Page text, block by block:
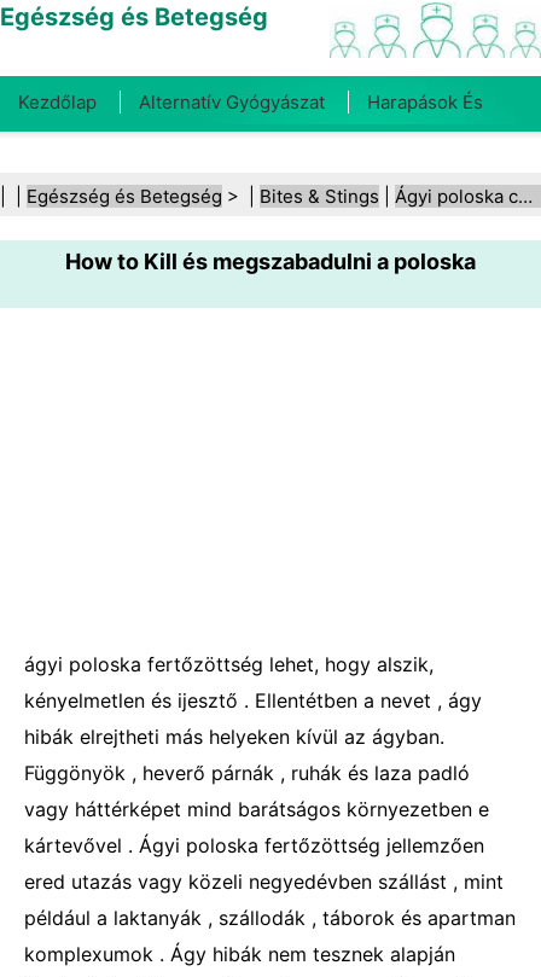
Egészség és Betegség
Kezdőlap Alternatív Gyógyászat Harapások És
Fogegészség Diéta És Táplálkozás Családi
Egészség Egészségügyi Ágazat Mentális Egészség
Közegészségügy És Biztonság Sebészet És
Egészség és Betegség > | Bites & Stings Ágyi poloska csípései
How to Kill és megszabadulni a poloska
ágyi poloska fertőzöttség lehet, hogy alszik,
kényelmetlen és ijesztő . Ellentétben a nevet , ágy
hibák elrejtheti más helyeken kívül az ágyban.
Függönyök , heverő párnák , ruhák és laza padló
vagy háttérképet mind barátságos környezetben e
kártevővel . Ágyi poloska fertőzöttség jellemzően
ered utazás vagy közeli negyedévben szállást , mint
például a laktanyák , szállodák , táborok és apartman
komplexumok . Ágy hibák nem tesznek alapján